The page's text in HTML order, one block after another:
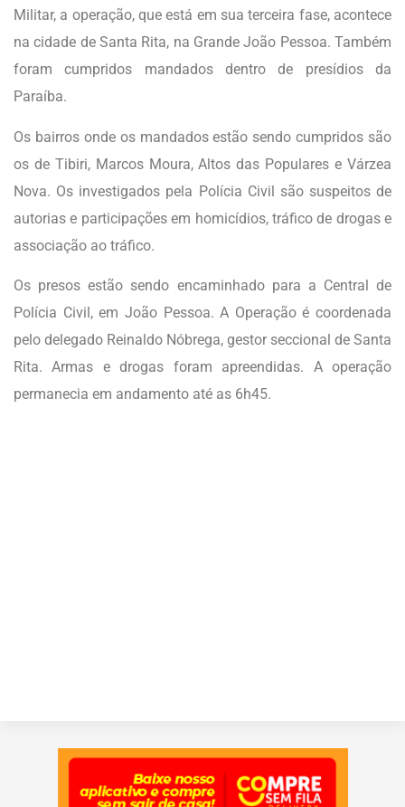
Militar, a operação, que está em sua terceira fase, acontece
na cidade de Santa Rita, na Grande João Pessoa. Também
foram cumpridos mandados dentro de presídios da
Paraíba.
Os bairros onde os mandados estão sendo cumpridos são
os de Tibiri, Marcos Moura, Altos das Populares e Várzea
Nova. Os investigados pela Polícia Civil são suspeitos de
autorias e participações em homicídios, tráfico de drogas e
associação ao tráfico.
Os presos estão sendo encaminhado para a Central de
Polícia Civil, em João Pessoa. A Operação é coordenada
pelo delegado Reinaldo Nóbrega, gestor seccional de Santa
Rita. Armas e drogas foram apreendidas. A operação
permanecia em andamento até as 6h45.